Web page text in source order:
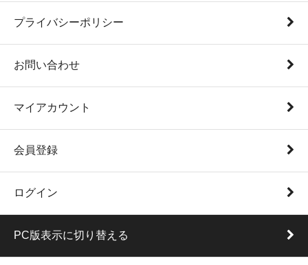
プライバシーポリシー
お問い合わせ
マイアカウント
会員登録
ログイン
PC版表示に切り替える